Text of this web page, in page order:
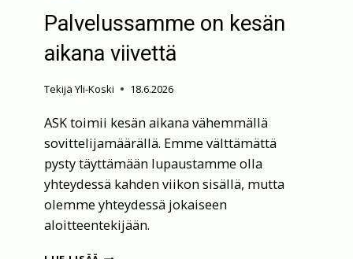
Palvelussamme on kesän
aikana viivettä
Tekijä Yli-Koski 18.6.2026
ASK toimii kesän aikana vähemmällä
sovittelijamäärällä. Emme välttämättä
pysty täyttämään lupaustamme olla
yhteydessä kahden viikon sisällä, mutta
olemme yhteydessä jokaiseen
aloitteentekijään.